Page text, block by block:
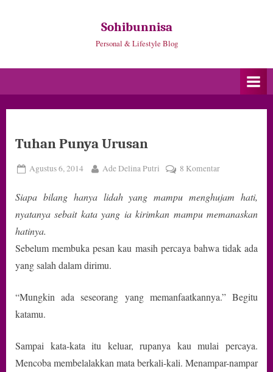
Sohibunnisa
Personal & Lifestyle Blog
Tuhan Punya Urusan
Posted
Agustus 6, 2014 By
Ade Delina Putri 8 Komentarpada
Punya
Siapa bilang hanya lidah yang mampu menghujam hati,
nyatanya sebait kata yang ia kirimkan mampu memanaskan
hatinya.
Sebelum membuka pesan kau masih percaya bahwa tidak ada
yang salah dalam dirimu.
“Mungkin ada seseorang yang memanfaatkannya.” Begitu
katamu.
Sampai kata-kata itu keluar, rupanya kau mulai percaya.
Mencoba membelalakkan mata berkali-kali. Menampar-nampar